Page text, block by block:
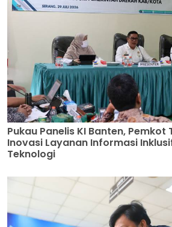
Pukau Panelis KI Banten, Pemkot
Inovasi Layanan Informasi
Teknologi